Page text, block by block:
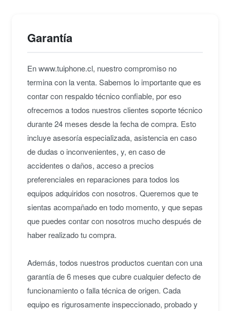
Garantía
En www.tuiphone.cl, nuestro compromiso no
termina con la venta. Sabemos lo importante que es
contar con respaldo técnico confiable, por eso
ofrecemos a todos nuestros clientes soporte técnico
durante 24 meses desde la fecha de compra. Esto
incluye asesoría especializada, asistencia en caso
de dudas o inconvenientes, y, en caso de
accidentes o daños, acceso a precios
preferenciales en reparaciones para todos los
equipos adquiridos con nosotros. Queremos que te
sientas acompañado en todo momento, y que sepas
que puedes contar con nosotros mucho después de
haber realizado tu compra.
Además, todos nuestros productos cuentan con una
garantía de 6 meses que cubre cualquier defecto de
funcionamiento o falla técnica de origen. Cada
equipo es rigurosamente inspeccionado, probado y